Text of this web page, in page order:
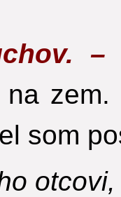
som
otcovi,